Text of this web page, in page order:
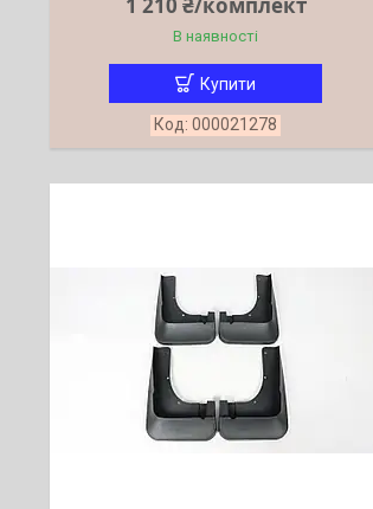
В наявності
Купити
000021278